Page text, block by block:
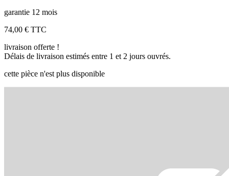
garantie 12 mois
74,00 € TTC
livraison offerte !
Délais de livraison estimés entre 1 et 2 jours ouvrés.
cette pièce n'est plus disponible